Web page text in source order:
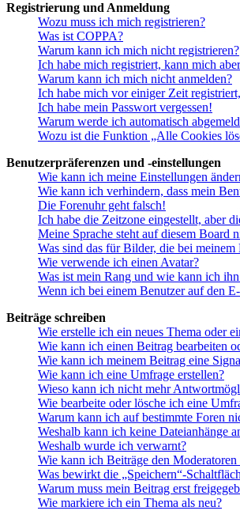
Registrierung und Anmeldung
Wozu muss ich mich registrieren?
Was ist COPPA?
Warum kann ich mich nicht registrieren?
Ich habe mich registriert, kann mich
Warum kann ich mich nicht anmelden?
Ich habe mich vor einiger Zeit
Ich habe mein Passwort vergessen!
Warum werde ich automatisch
Wozu ist die Funktion „Alle Cookies
Benutzerpräferenzen und -einstellungen
Wie kann ich meine Einstellungen
Wie kann ich verhindern, dass mein
Die Forenuhr geht falsch!
Ich habe die Zeitzone eingestellt, aber
Meine Sprache steht auf diesem Board
Was sind das für Bilder, die bei
Wie verwende ich einen Avatar?
Was ist mein Rang und wie kann ich
Wenn ich bei einem Benutzer auf den
Beiträge schreiben
Wie erstelle ich ein neues Thema oder
Wie kann ich einen Beitrag bearbeiten
Wie kann ich meinem Beitrag eine
Wie kann ich eine Umfrage erstellen?
Wieso kann ich nicht mehr
Wie bearbeite oder lösche ich eine
Warum kann ich auf bestimmte Foren
Weshalb kann ich keine Dateianhänge
Weshalb wurde ich verwarnt?
Wie kann ich Beiträge den Moderatoren
Was bewirkt die „Speichern“-
Warum muss mein Beitrag erst
Wie markiere ich ein Thema als neu?